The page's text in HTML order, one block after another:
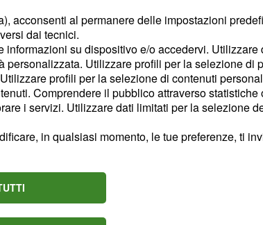
acconsenti al permanere delle impostazioni
dai tecnici.
su dispositivo e/o accedervi. Utilizzare
Utilizzare profili per la selezione di
profili per la selezione di contenuti
Comprendere il pubblico attraverso statistiche
i servizi. Utilizzare dati limitati per la selezione
in qualsiasi momento, le tue preferenze, ti